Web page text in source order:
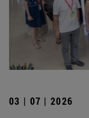
03 | 07 | 2026